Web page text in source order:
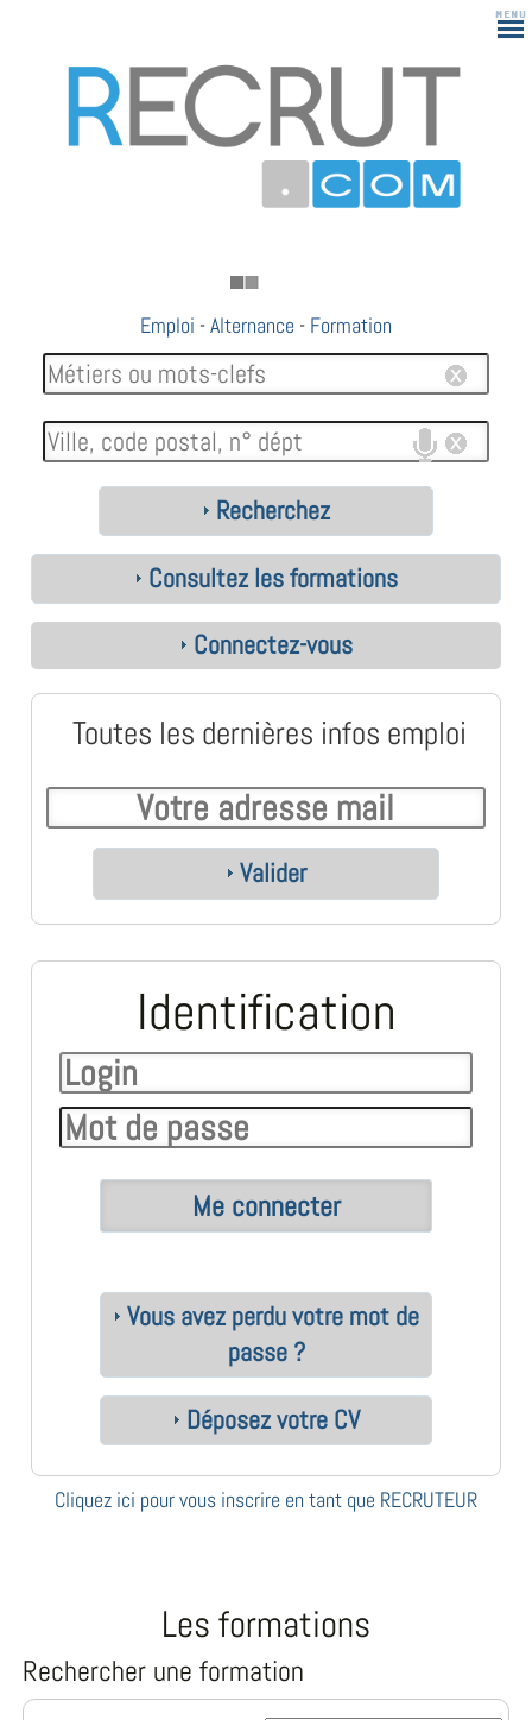
Emploi -Alternance - Formation
Recherchez
Consultez les formations
Connectez-vous
Toutes les dernières infos emploi
Valider
Identification
Vous avez perdu votre mot de
passe ?
Déposez votre CV
Cliquez ici pour vous inscrire en tant que RECRUTEUR
Les formations
Rechercher une formation